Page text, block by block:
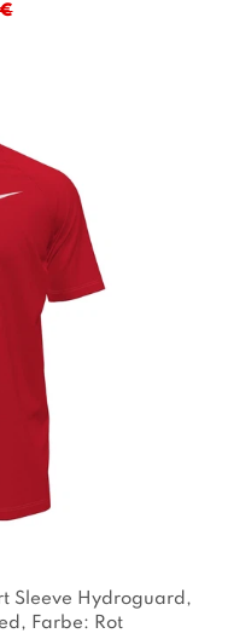
Sleeve Hydroguard ,
, Farbe: Rot